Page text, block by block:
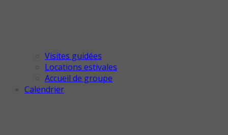
Visites guidées
Locations estivales
Accueil de groupe
Calendrier